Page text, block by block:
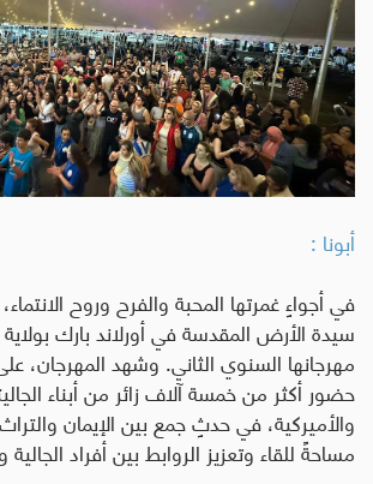
أبونا :
في أجواءٍ غمرتها المحبة والفرح وروح
سيدة الأرض المقدسة في أورلاند بارك بولاية
مهرجانها السنوي الثاني.وشهد المهرجان،
حضور أكثر من خمسة آلاف زائر من أبناء
والأميركية، في حدثٍ جمع بين الإيمان
مساحةً للقاء وتعزيز الروابط بين أفراد